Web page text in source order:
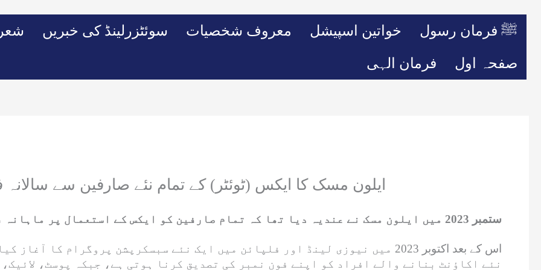
سوئٹزرلینڈ کی خبریں معروف شخصیات خواتین اسپیشل ﷺ فرمان رسول
فرمان الہی صفحہ اول
ایلون مسک کا ایکس (ٹوئٹر) کے تمام نئے صارفین سے سالانہ
ستمبر 2023 میں ایلون مسک نے عندیہ دیا تھا کہ تمام صارفین کو ایکس کے استعمال پر ماہانہ فیس ادا کرنا ہوگی۔
اس کے بعد اکتوبر 2023 میں نیوزی لینڈ اور فلپائن میں ایک نئے سبسکرپشن پروگرام
نئے اکاؤنٹ بنانے والے افراد کو اپنے فون نمبر کی تصدیق کرنا ہوتی ہے، جبکہ پوسٹ،